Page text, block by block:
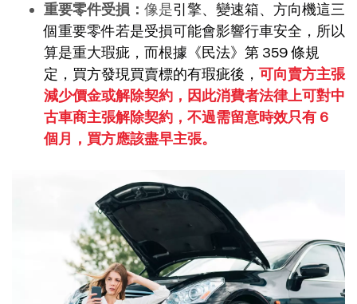
重要零件受損： 像是引擎、變速箱、方向機這三
個重要零件若是受損可能會影響行車安全，所以
算是重大瑕疵，而根據 《民法》第 359 條規
定，買方發現買賣標的有瑕疵後， 可向賣方主張
減少價金或解除契約，因此消費者法律上可對中
古車商主張解除契約，不過需留意時效只有 6
個月，買方應該盡早主張。